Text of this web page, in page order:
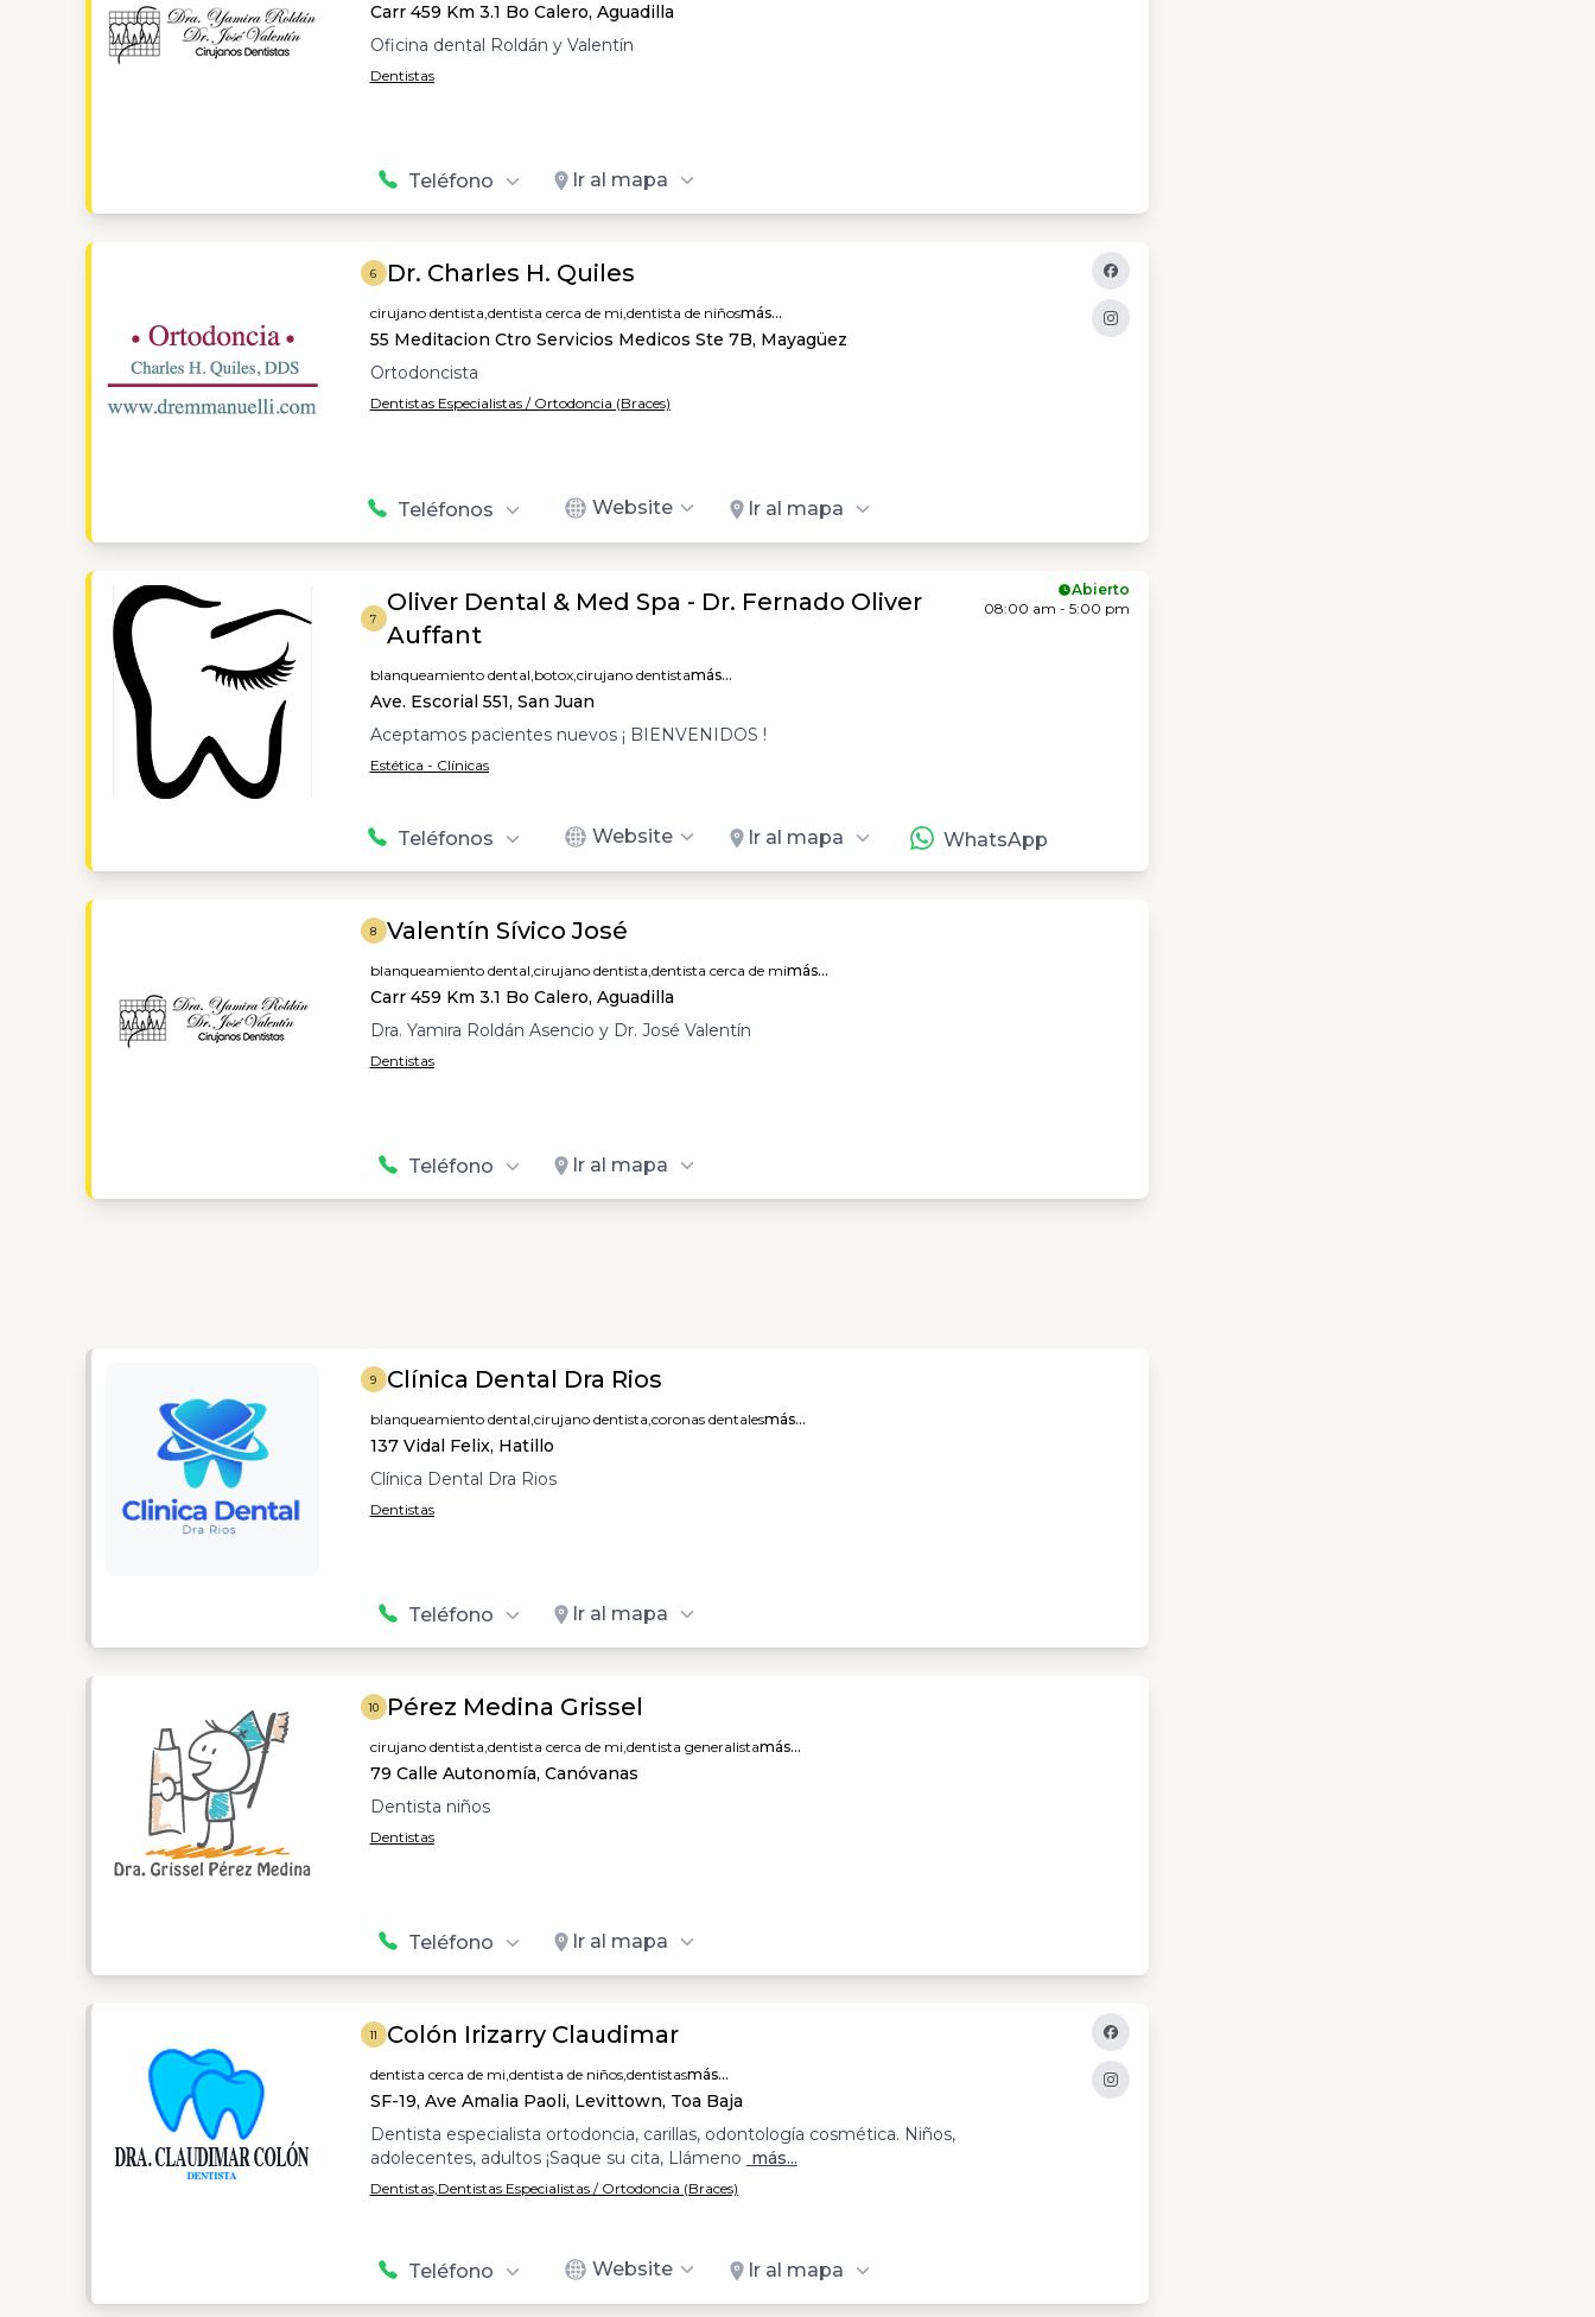
Carr 459 Km 3.1 Bo Calero, Aguadilla
Oficina dental Roldán y Valentín
Dentistas
Teléfono Ir al mapa
6 Dr. Charles H. Quiles
cirujano dentista,dentista cerca de mi,dentista de niñosmás...
55 Meditacion Ctro Servicios Medicos Ste 7B, Mayagüez
Ortodoncista
Dentistas Especialistas / Ortodoncia (Braces)
Teléfonos Website Ir al mapa
7
Oliver Dental & Med Spa - Dr. Fernado Oliver
Auffant
blanqueamiento dental,botox,cirujano dentistamás...
Ave. Escorial 551, San Juan
Aceptamos pacientes nuevos ¡ BIENVENIDOS !
Estética - Clínicas
Teléfonos Website Ir al mapa WhatsApp
Abierto
08:00 am - 5:00 pm
8 Valentín Sívico José
blanqueamiento dental,cirujano dentista,dentista cerca de mimás...
Carr 459 Km 3.1 Bo Calero, Aguadilla
Dra. Yamira Roldán Asencio y Dr. José Valentín
Dentistas
Teléfono Ir al mapa
9 Clínica Dental Dra Rios
blanqueamiento dental,cirujano dentista,coronas dentalesmás...
137 Vidal Felix, Hatillo
Clínica Dental Dra Rios
Dentistas
Teléfono Ir al mapa
10 Pérez Medina Grissel
cirujano dentista,dentista cerca de mi,dentista generalistamás...
79 Calle Autonomía, Canóvanas
Dentista niños
Dentistas
Teléfono Ir al mapa
11 Colón Irizarry Claudimar
dentista cerca de mi,dentista de niños,dentistasmás...
SF-19, Ave Amalia Paoli, Levittown, Toa Baja
Dentista especialista ortodoncia, carillas, odontología cosmética. Niños,
adolecentes, adultos ¡Saque su cita, Llámeno más...
Dentistas,Dentistas Especialistas / Ortodoncia (Braces)
Teléfono Website Ir al mapa